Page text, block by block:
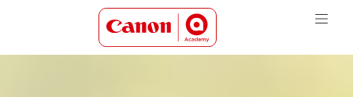
Canon Academy Logo